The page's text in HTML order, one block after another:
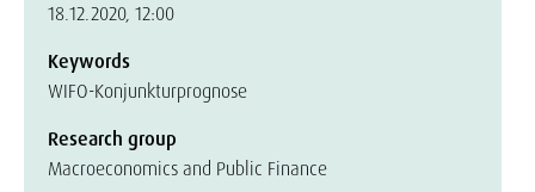
18.12.2020, 12:00
Keywords
WIFO-Konjunkturprognose
Research group
Macroeconomics and Public Finance